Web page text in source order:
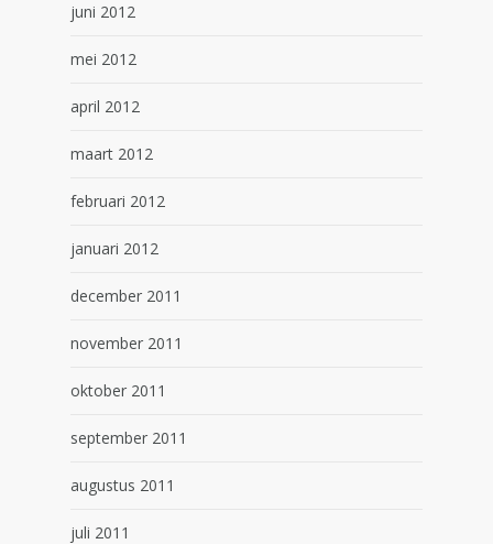
juni 2012
mei 2012
april 2012
maart 2012
februari 2012
januari 2012
december 2011
november 2011
oktober 2011
september 2011
augustus 2011
juli 2011